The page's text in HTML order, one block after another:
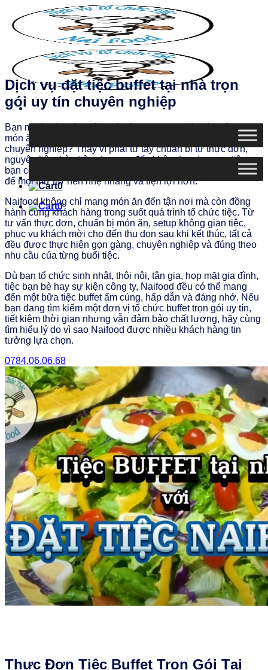
đến
nội
0
0
Dịch vụ đặt tiệc buffet tại nhà trọn
gói uy tín chuyên nghiệp
Bạn muốn tổ chức một buổi tiệc buffet tại nhà thật chỉn chu,
món ăn ngon miệng, trình bày đẹp mắt và có đội ngũ phục vụ
chuyên nghiệp? Thay vì phải tự tay chuẩn bị từ thực đơn,
nguyên liệu, bàn tiệc, dụng cụ đến khâu dọn dẹp sau tiệc,
bạn có thể lựa chọn
buffet trọn gói Naifood
để mọi thứ trở nên nhẹ nhàng và tiện lợi hơn.
Naifood không chỉ mang món ăn đến tận nơi mà còn đồng
hành cùng khách hàng trong suốt quá trình tổ chức tiệc. Từ
tư vấn thực đơn, chuẩn bị món ăn, setup không gian tiệc,
phục vụ khách mời cho đến thu dọn sau khi kết thúc, tất cả
đều được thực hiện gọn gàng, chuyên nghiệp và đúng theo
nhu cầu của từng buổi tiệc.
Dù bạn tổ chức sinh nhật, thôi nôi, tân gia, họp mặt gia đình,
tiệc bạn bè hay sự kiện công ty, Naifood đều có thể mang
đến một bữa tiệc buffet ấm cúng, hấp dẫn và đáng nhớ. Nếu
bạn đang tìm kiếm một đơn vị tổ chức buffet trọn gói uy tín,
tiết kiệm thời gian nhưng vẫn đảm bảo chất lượng, hãy cùng
tìm hiểu lý do vì sao Naifood được nhiều khách hàng tin
tưởng lựa chọn.
0784.06.06.68
Thực Đơn Tiệc Buffet Trọn Gói Tại